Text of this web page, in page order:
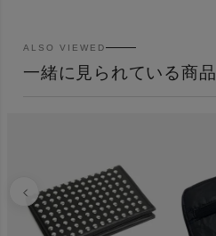
ALSO VIEWED
一緒に見られている商品